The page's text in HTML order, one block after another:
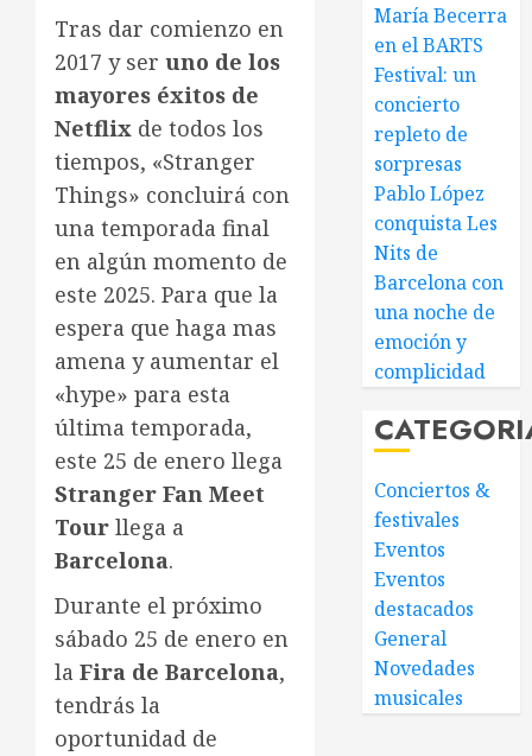
Tras dar comienzo en
2017 y ser uno de los
mayores éxitos de
Netflix de todos los
tiempos, «Stranger
Things» concluirá con
una temporada final
en algún momento de
este 2025. Para que la
espera que haga mas
amena y aumentar el
«hype» para esta
última temporada,
este 25 de enero llega
Stranger Fan Meet
Tour llega a
Barcelona.
Durante el próximo
sábado 25 de enero en
la Fira de Barcelona,
tendrás la
oportunidad de
María Becerra
en el BARTS
Festival: un
concierto
repleto de
sorpresas
Pablo López
conquista Les
Nits de
Barcelona con
una noche de
emoción y
complicidad
Conciertos &
festivales
Eventos
Eventos
destacados
General
Novedades
musicales